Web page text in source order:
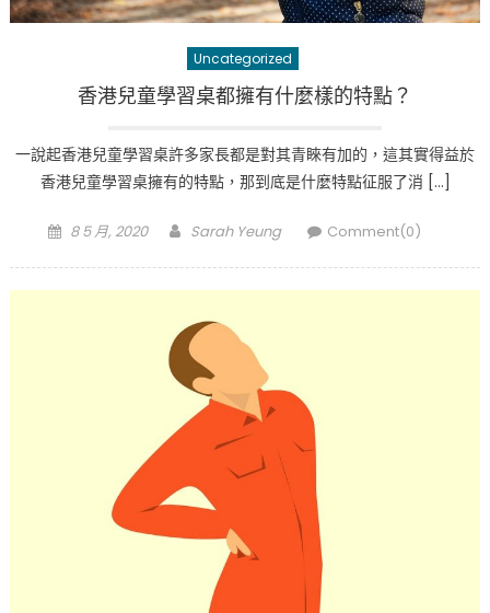
Uncategorized
香港兒童學習桌都擁有什麼樣的特點？
一說起香港兒童學習桌許多家長都是對其青睞有加的，這其實得益於
香港兒童學習桌擁有的特點，那到底是什麼特點征服了消 […]
Posted
8 5 月, 2020 Author
Sarah Yeung Comment(0)